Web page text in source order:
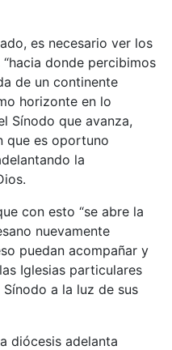
es necesario ver los
donde percibimos
de un continente
horizonte en lo
Sínodo que avanza,
que es oportuno
la
con esto “se abre la
nuevamente
puedan acompañar y
Iglesias particulares
a la luz de sus
diócesis adelanta